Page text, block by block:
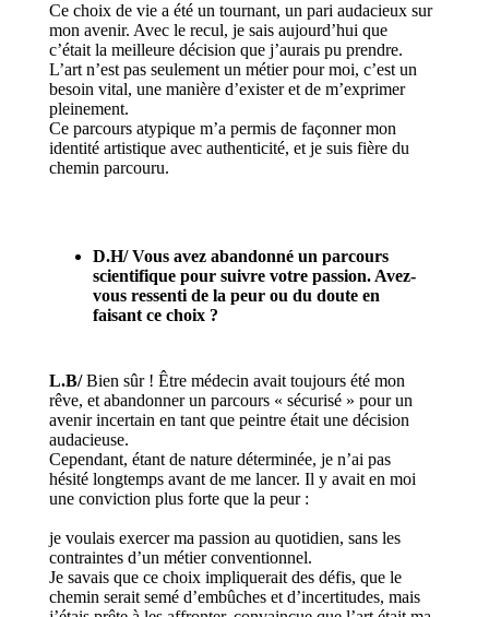
Ce choix de vie a été un tournant, un pari audacieux sur
mon avenir. Avec le recul, je sais aujourd’hui que
c’était la meilleure décision que j’aurais pu prendre.
L’art n’est pas seulement un métier pour moi, c’est un
besoin vital, une manière d’exister et de m’exprimer
pleinement.
Ce parcours atypique m’a permis de façonner mon
identité artistique avec authenticité, et je suis fière du
chemin parcouru.
D.H/ Vous avez abandonné un parcours
scientifique pour suivre votre passion. Avez-
vous ressenti de la peur ou du doute en
faisant ce choix ?
L.B/Bien sûr ! Être médecin avait toujours été mon
rêve, et abandonner un parcours « sécurisé » pour un
avenir incertain en tant que peintre était une décision
audacieuse.
Cependant, étant de nature déterminée, je n’ai pas
hésité longtemps avant de me lancer. Il y avait en moi
une conviction plus forte que la peur :
je voulais exercer ma passion au quotidien, sans les
contraintes d’un métier conventionnel.
Je savais que ce choix impliquerait des défis, que le
chemin serait semé d’embûches et d’incertitudes, mais